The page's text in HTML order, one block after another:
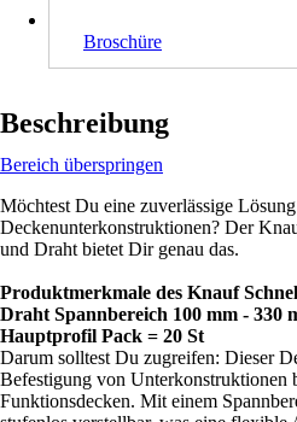
Broschüre
Beschreibung
Bereich überspringen
Möchtest Du eine zuverlässige
Deckenunterkonstruktionen? Der
und Draht bietet Dir genau das.
Produktmerkmale des Knauf
Draht Spannbereich 100 mm - 330
Hauptprofil Pack = 20 St
Darum solltest Du zugreifen: Dieser
Befestigung von
Funktionsdecken. Mit einem